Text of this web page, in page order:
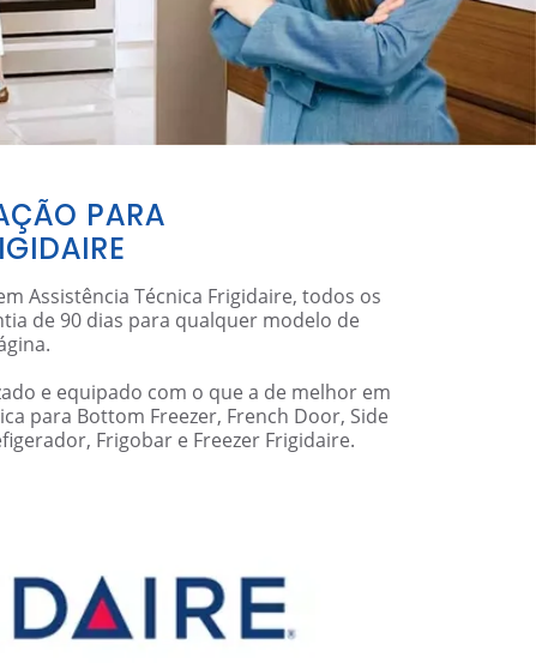
PARA
Assistência Técnica Frigidaire, todos os
de 90 dias para qualquer modelo de
e equipado com o que a de melhor em
para Bottom Freezer, French Door, Side
Frigobar e Freezer Frigidaire.